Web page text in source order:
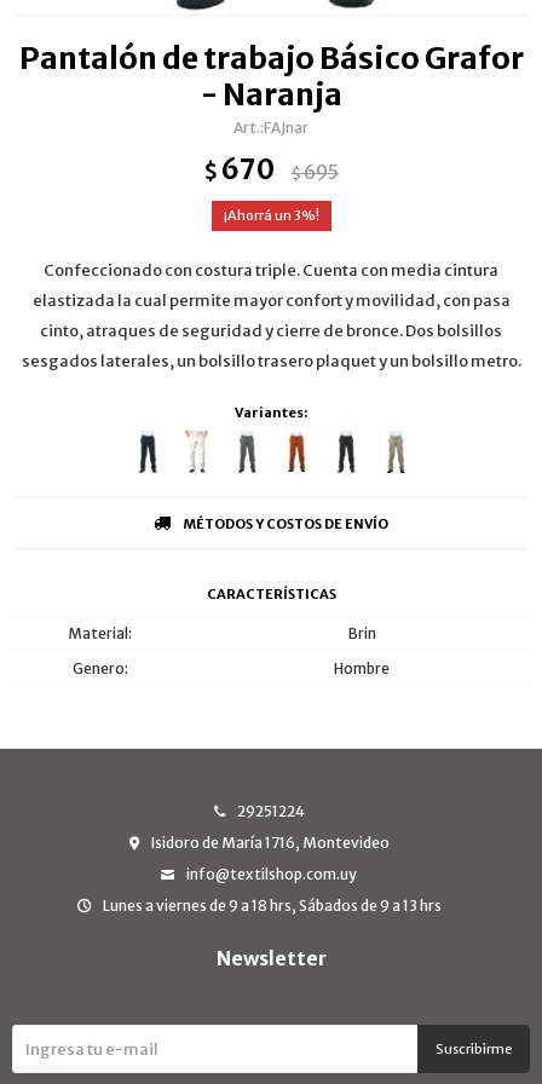
Pantalón de trabajo Básico Grafor
- Naranja
FAJnar
$ 670 $695
3
Confeccionado con costura triple. Cuenta con media cintura
elastizada la cual permite mayor confort y movilidad, con pasa
cinto, atraques de seguridad y cierre de bronce. Dos bolsillos
sesgados laterales, un bolsillo trasero plaquet y un bolsillo metro.
Variantes:
MÉTODOS Y COSTOS DE ENVÍO
CARACTERÍSTICAS
Material
Brin
Genero
Hombre
29251224
Isidoro de María 1716, Montevideo
info@textilshop.com.uy
Lunes a viernes de 9 a 18 hrs, Sábados de 9 a 13 hrs
Newsletter
Suscribirme